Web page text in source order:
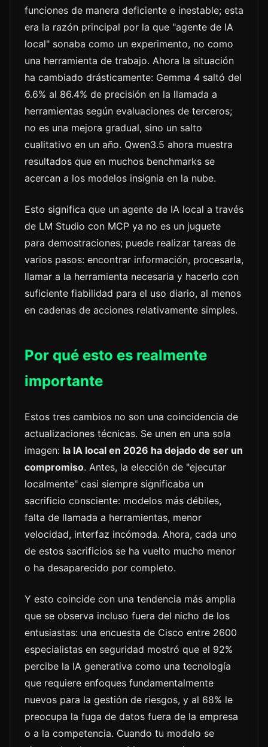
funciones de manera deficiente e inestable; esta
era la razón principal por la que "agente de IA
local" sonaba como un experimento, no como
una herramienta de trabajo. Ahora la situación
ha cambiado drásticamente: Gemma 4 saltó del
6.6% al 86.4% de precisión en la llamada a
herramientas según evaluaciones de terceros;
no es una mejora gradual, sino un salto
cualitativo en un año. Qwen3.5 ahora muestra
resultados que en muchos benchmarks se
acercan a los modelos insignia en la nube.
Esto significa que un agente de IA local a través
de LM Studio con MCP ya no es un juguete
para demostraciones; puede realizar tareas de
varios pasos: encontrar información, procesarla,
llamar a la herramienta necesaria y hacerlo con
suficiente fiabilidad para el uso diario, al menos
en cadenas de acciones relativamente simples.
Por qué esto es realmente
importante
Estos tres cambios no son una coincidencia de
actualizaciones técnicas. Se unen en una sola
imagen: la IA local en 2026 ha dejado de ser un
compromiso. Antes, la elección de "ejecutar
localmente" casi siempre significaba un
sacrificio consciente: modelos más débiles,
falta de llamada a herramientas, menor
velocidad, interfaz incómoda. Ahora, cada uno
de estos sacrificios se ha vuelto mucho menor
o ha desaparecido por completo.
Y esto coincide con una tendencia más amplia
que se observa incluso fuera del nicho de los
entusiastas: una encuesta de Cisco entre 2600
especialistas en seguridad mostró que el 92%
percibe la IA generativa como una tecnología
que requiere enfoques fundamentalmente
nuevos para la gestión de riesgos, y al 68% le
preocupa la fuga de datos fuera de la empresa
o a la competencia. Cuando tu modelo se